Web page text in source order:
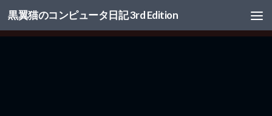
コンテンツへスキップ
黒翼猫のコンピュータ日記 3rd Edition